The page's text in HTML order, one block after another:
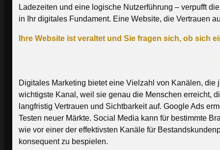
Ladezeiten und eine logische Nutzerführung – verpufft
in Ihr digitales Fundament. Eine Website, die Vertrauen
Ihre Website ist veraltet und Sie fragen sich, ob sich
Digitales Marketing bietet eine Vielzahl von Kanälen,
wichtigste Kanal, weil sie genau die Menschen erreicht,
langfristig Vertrauen und Sichtbarkeit auf. Google Ads
Testen neuer Märkte. Social Media kann für bestimmte
wie vor einer der effektivsten Kanäle für
konsequent zu bespielen.